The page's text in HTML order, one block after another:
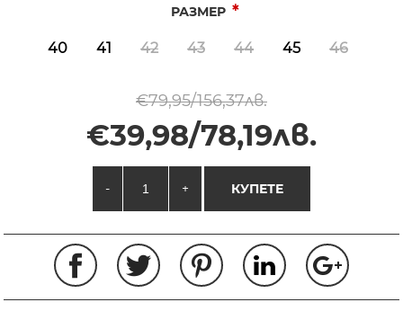
РАЗМЕР *
40 41 42 43 44 45 46
€79,95/156,37лв.
€39,98/78,19лв.
- + КУПЕТЕ